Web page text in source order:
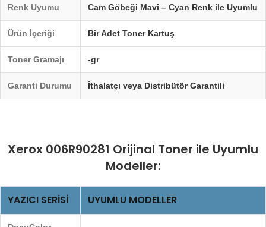
Renk Uyumu Cam Göbeği Mavi – Cyan Renk ile Uyumlu
Ürün İçeriği Bir Adet Toner Kartuş
Toner Gramajı -gr
Garanti Durumu İthalatçı veya Distribütör Garantili
Xerox 006R90281 Orijinal Toner ile Uyumlu
Modeller:
YAZICI SERISI UYUMLU MODELLER